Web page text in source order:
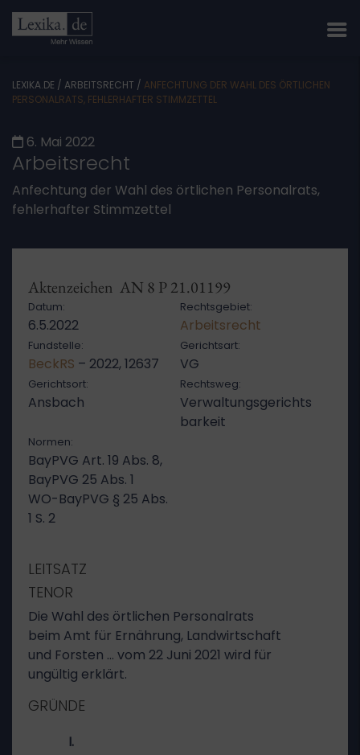
LEXIKA.DE / ARBEITSRECHT / ANFECHTUNG DER WAHL DES ÖRTLICHEN
PERSONALRATS, FEHLERHAFTER STIMMZETTEL
6. Mai 2022
Arbeitsrecht
Anfechtung der Wahl des örtlichen Personalrats,
fehlerhafter Stimmzettel
Aktenzeichen AN 8 P 21.01199
Datum:
6.5.2022
Rechtsgebiet:
Arbeitsrecht
Fundstelle:
BeckRS – 2022, 12637
Gerichtsart:
VG
Gerichtsort:
Ansbach
Rechtsweg:
Verwaltungsgerichts
barkeit
Normen:
BayPVG Art. 19 Abs. 8,
BayPVG 25 Abs. 1
WO-BayPVG § 25 Abs.
1 S. 2
LEITSATZ
TENOR
Die Wahl des örtlichen Personalrats
beim Amt für Ernährung, Landwirtschaft
und Forsten … vom 22 Juni 2021 wird für
ungültig erklärt.
GRÜNDE
I.